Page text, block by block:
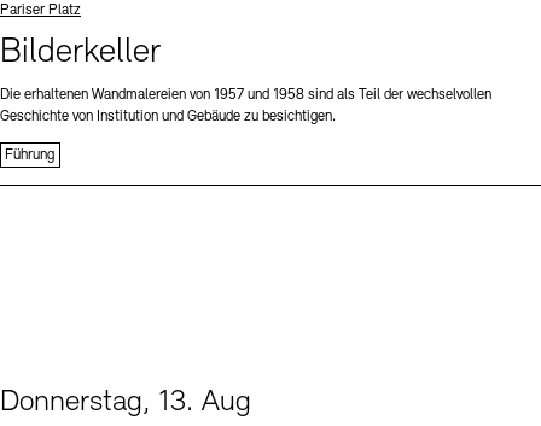
Standort
Pariser Platz
Bilderkeller
Die erhaltenen Wandmalereien von 1957 und 1958 sind als Teil der wechselvollen
Geschichte von Institution und Gebäude zu besichtigen.
Führung
Donnerstag, 13. Aug